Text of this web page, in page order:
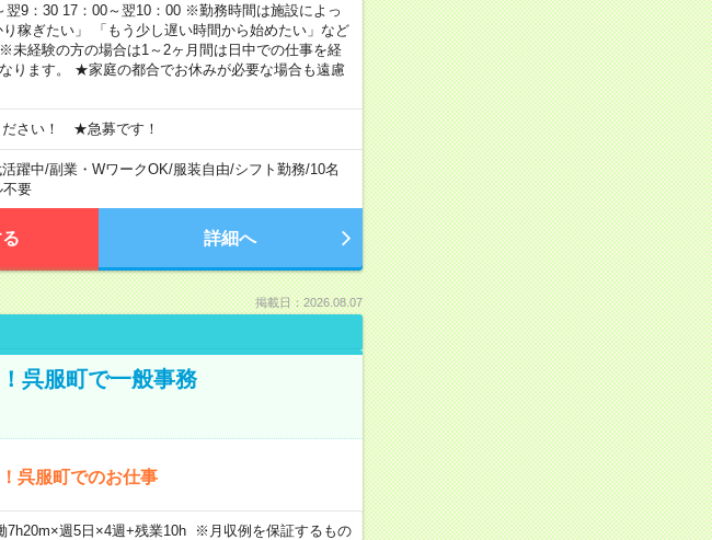
翌9：30 17：00～翌10：00 ※勤務時間は施設によっ
稼ぎたい」 「もう少し遅い時間から始めたい」など
未経験の方の場合は1～2ヶ月間は日中での仕事を経
ます。 ★家庭の都合でお休みが必要な場合も遠慮
ださい！ ★急募です！
躍中/副業・WワークOK/服装自由/シフト勤務/10名
要
詳細へ
掲載日：2026.08.07
呉服町で一般事務
呉服町でのお仕事
週5日×4週+残業10h ※月収例を保証するもの